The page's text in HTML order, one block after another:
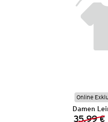
Online
Damen
35,99 €